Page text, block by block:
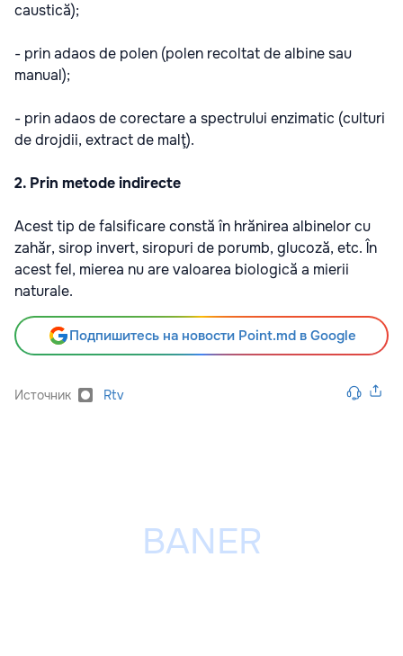
caustică);
- prin adaos de polen (polen recoltat de albine sau
manual);
- prin adaos de corectare a spectrului enzimatic (culturi
de drojdii, extract de malţ).
2. Prin metode indirecte
Acest tip de falsificare constă în hrănirea albinelor cu
zahăr, sirop invert, siropuri de porumb, glucoză, etc. În
acest fel, mierea nu are valoarea biologică a mierii
naturale.
Подпишитесь на новости Point.md в Google
Источник Rtv